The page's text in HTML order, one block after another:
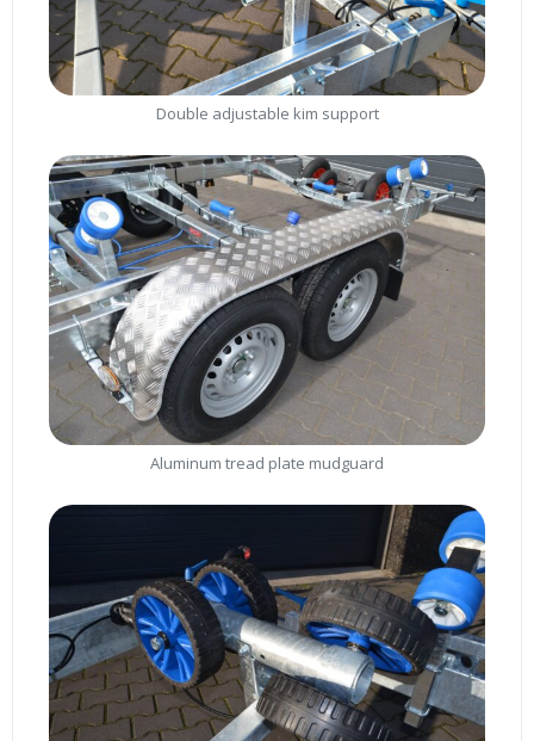
Double adjustable kim support
Aluminum tread plate mudguard